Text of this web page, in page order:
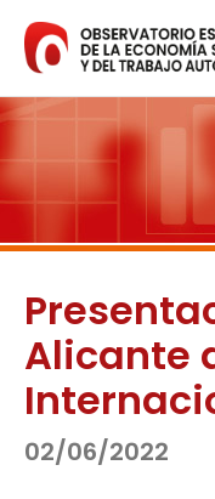
contenido
Alicante
02/06/2022